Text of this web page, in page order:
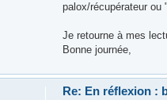
palox/récupérateur ou
Je retourne à mes
Bonne journée,
Re: En réflexion :